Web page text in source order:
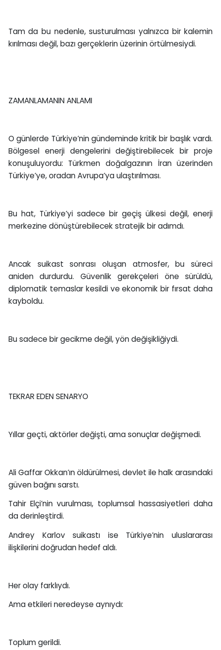
Tam da bu nedenle, susturulması yalnızca bir kalemin
kırılması değil, bazı gerçeklerin üzerinin örtülmesiydi.
ZAMANLAMANIN ANLAMI
O günlerde Türkiye’nin gündeminde kritik bir başlık vardı.
Bölgesel enerji dengelerini değiştirebilecek bir proje
konuşuluyordu: Türkmen doğalgazının İran üzerinden
Türkiye’ye, oradan Avrupa’ya ulaştırılması.
Bu hat, Türkiye’yi sadece bir geçiş ülkesi değil, enerji
merkezine dönüştürebilecek stratejik bir adımdı.
Ancak suikast sonrası oluşan atmosfer, bu süreci
aniden durdurdu. Güvenlik gerekçeleri öne sürüldü,
diplomatik temaslar kesildi ve ekonomik bir fırsat daha
kayboldu.
Bu sadece bir gecikme değil, yön değişikliğiydi.
TEKRAR EDEN SENARYO
Yıllar geçti, aktörler değişti, ama sonuçlar değişmedi.
Ali Gaffar Okkan’ın öldürülmesi, devlet ile halk arasındaki
güven bağını sarstı.
Tahir Elçi’nin vurulması, toplumsal hassasiyetleri daha
da derinleştirdi.
Andrey Karlov suikastı ise Türkiye’nin uluslararası
ilişkilerini doğrudan hedef aldı.
Her olay farklıydı.
Ama etkileri neredeyse aynıydı:
Toplum gerildi.